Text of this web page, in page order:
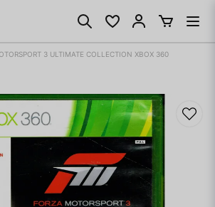
3 ULTIMATE COLLECTION XBOX 360